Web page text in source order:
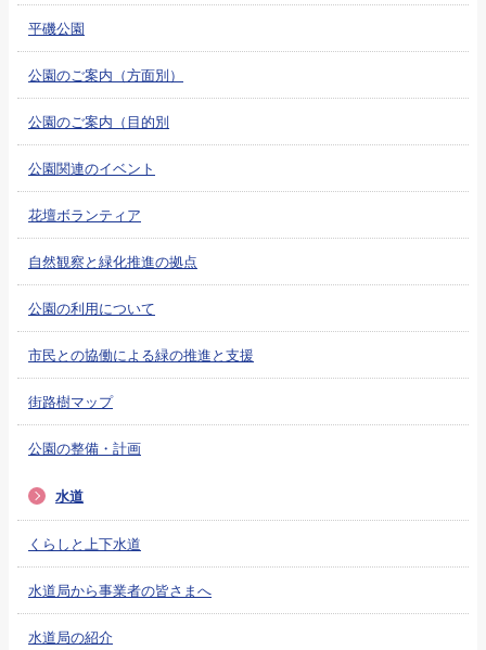
平磯公園
公園のご案内（方面別）
公園のご案内（目的別
公園関連のイベント
花壇ボランティア
自然観察と緑化推進の拠点
公園の利用について
市民との協働による緑の推進と支援
街路樹マップ
公園の整備・計画
水道
くらしと上下水道
水道局から事業者の皆さまへ
水道局の紹介